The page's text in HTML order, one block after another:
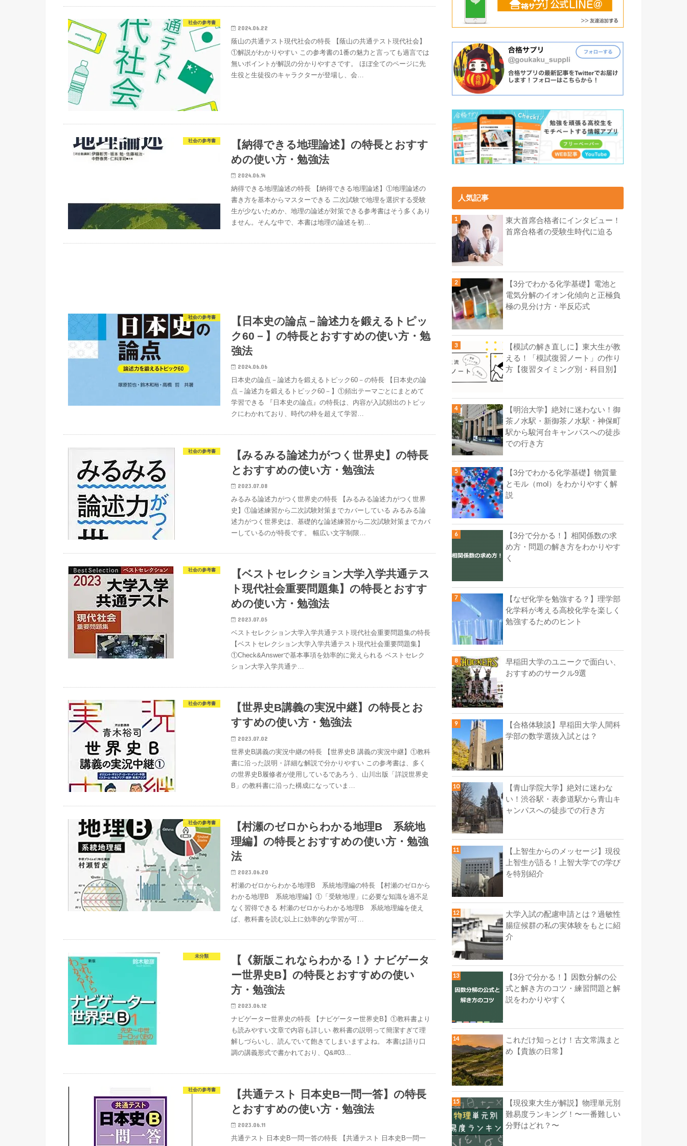
社会の参考書
2024.06.22
蔭山の共通テスト現代社会の特長 【蔭山の共通テスト現代社会】
①解説がわかりやすい この参考書の1番の魅力と言っても過言では
無いポイントが解説の分かりやすさです。 ほぼ全てのページに先
生役と生徒役のキャラクターが登場し、会…
社会の参考書
【納得できる地理論述】の特長とおすす
めの使い方・勉強法
2024.06.14
納得できる地理論述の特長 【納得できる地理論述】①地理論述の
書き方を基本からマスターできる 二次試験で地理を選択する受験
生が少ないためか、地理の論述が対策できる参考書はそう多くあり
ません。そんな中で、本書は地理の論述を初…
社会の参考書
【日本史の論点－論述力を鍛えるトピッ
ク60－】の特長とおすすめの使い方・勉
強法
2024.06.06
日本史の論点－論述力を鍛えるトピック60－の特長 【日本史の論
点－論述力を鍛えるトピック60－】①頻出テーマごとにまとめて
学習できる 『日本史の論点』の特長は、内容が入試頻出のトピッ
クにわかれており、時代の枠を超えて学習…
社会の参考書
【みるみる論述力がつく世界史】の特長
とおすすめの使い方・勉強法
2023.07.08
みるみる論述力がつく世界史の特長 【みるみる論述力がつく世界
史】①論述練習から二次試験対策までカバーしている みるみる論
述力がつく世界史は、基礎的な論述練習から二次試験対策までカバ
ーしているのが特長です。 幅広い文字制限…
社会の参考書
【ベストセレクション大学入学共通テス
ト現代社会重要問題集】の特長とおすす
めの使い方・勉強法
2023.07.05
ベストセレクション大学入学共通テスト現代社会重要問題集の特長
【ベストセレクション大学入学共通テスト現代社会重要問題集】
①Check&Answerで基本事項を効率的に覚えられる ベストセレク
ション大学入学共通テ…
社会の参考書
【世界史B講義の実況中継】の特長とお
すすめの使い方・勉強法
2023.07.02
世界史B講義の実況中継の特長 【世界史B 講義の実況中継】①教科
書に沿った説明・詳細な解説で分かりやすい この参考書は、多く
の世界史B履修者が使用しているであろう、山川出版「詳説世界史
B」の教科書に沿った構成になっていま…
社会の参考書
【村瀬のゼロからわかる地理B 系統地
理編】の特長とおすすめの使い方・勉強
法
2023.06.20
村瀬のゼロからわかる地理B 系統地理編の特長 【村瀬のゼロから
わかる地理B 系統地理編】①「受験地理」に必要な知識を過不足
なく習得できる 村瀬のゼロからわかる地理B 系統地理編を使え
ば、教科書を読む以上に効率的な学習が可…
未分類
【《新版これならわかる！》ナビゲータ
ー世界史B】の特長とおすすめの使い
方・勉強法
2023.06.12
ナビゲーター世界史の特長 【ナビゲーター世界史B】①教科書より
も読みやすい文章で内容も詳しい 教科書の説明って簡潔すぎて理
解しづらいし、読んでいて飽きてしまいますよね。 本書は語り口
調の講義形式で書かれており、Q&#03…
社会の参考書
【共通テスト 日本史B一問一答】の特長
とおすすめの使い方・勉強法
2023.06.11
共通テスト 日本史B一問一答の特長 【共通テスト 日本史B一問一
人気記事
東大首席合格者にインタビュー！
首席合格者の受験生時代に迫る
【3分でわかる化学基礎】電池と
電気分解のイオン化傾向と正極負
極の見分け方・半反応式
【模試の解き直しに】東大生が教
える！「模試復習ノート」の作り
方【復習タイミング別・科目別】
【明治大学】絶対に迷わない！御
茶ノ水駅・新御茶ノ水駅・神保町
駅から駿河台キャンパスへの徒歩
での行き方
【3分でわかる化学基礎】物質量
とモル（mol）をわかりやすく解
説
【3分で分かる！】相関係数の求
め方・問題の解き方をわかりやす
く
【なぜ化学を勉強する？】理学部
化学科が考える高校化学を楽しく
勉強するためのヒント
早稲田大学のユニークで面白い、
おすすめのサークル9選
【合格体験談】早稲田大学人間科
学部の数学選抜入試とは？
【青山学院大学】絶対に迷わな
い！渋谷駅・表参道駅から青山キ
ャンパスへの徒歩での行き方
【上智生からのメッセージ】現役
上智生が語る！上智大学での学び
を特別紹介
大学入試の配慮申請とは？過敏性
腸症候群の私の実体験をもとに紹
介
【3分で分かる！】因数分解の公
式と解き方のコツ・練習問題と解
説をわかりやすく
これだけ知っとけ！古文常識まと
め【貴族の日常】
【現役東大生が解説】物理単元別
難易度ランキング！〜一番難しい
分野はどれ？〜